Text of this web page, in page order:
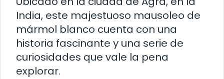
India, este majestuoso mausoleo de
mármol blanco cuenta con una
historia fascinante y una serie de
curiosidades que vale la pena
explorar.